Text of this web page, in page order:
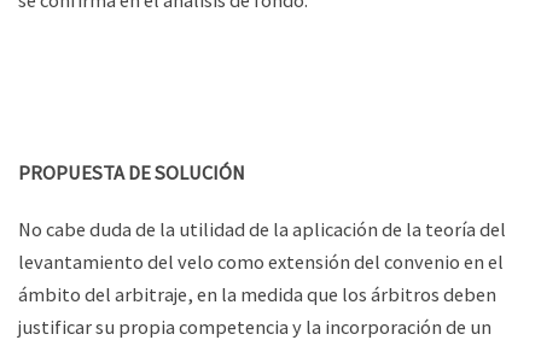
PROPUESTA DE SOLUCIÓN
No cabe duda de la utilidad de la aplicación de la teoría del
levantamiento del velo como extensión del convenio en el
ámbito del arbitraje, en la medida que los árbitros deben
justificar su propia competencia y la incorporación de un